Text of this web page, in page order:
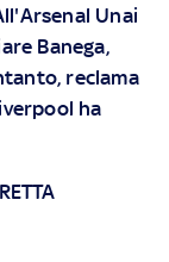
Unai
Banega,
reclama
ha